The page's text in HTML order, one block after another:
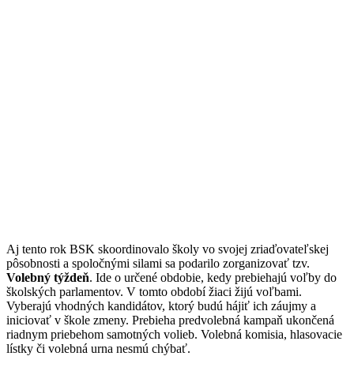
Aj tento rok BSK skoordinovalo školy vo svojej zriaďovateľskej
pôsobnosti a spoločnými silami sa podarilo zorganizovať tzv.
Volebný týždeň. Ide o určené obdobie, kedy prebiehajú voľby do
školských parlamentov. V tomto období žiaci žijú voľbami.
Vyberajú vhodných kandidátov, ktorý budú hájiť ich záujmy a
iniciovať v škole zmeny. Prebieha predvolebná kampaň ukončená
riadnym priebehom samotných volieb. Volebná komisia, hlasovacie
lístky či volebná urna nesmú chýbať.